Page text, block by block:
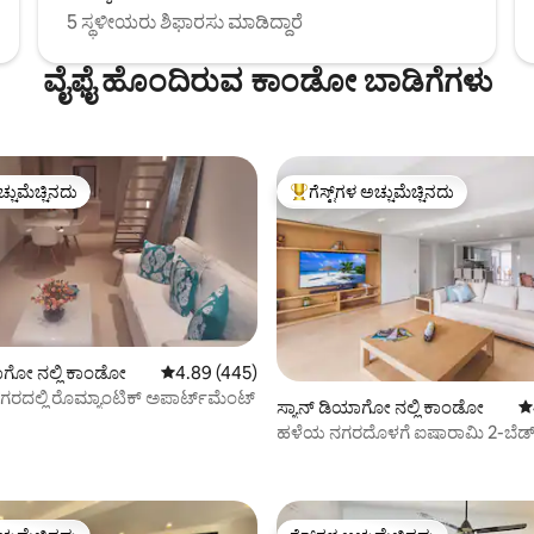
5 ಸ್ಥಳೀಯರು ಶಿಫಾರಸು ಮಾಡಿದ್ದಾರೆ
ವೈಫೈ ಹೊಂದಿರುವ ಕಾಂಡೋ ಬಾಡಿಗೆಗಳು
114 ವಿಮರ್ಶೆಗಳು
ನಲ್ಲಿ ಕಾಂಡೋ 5 ರಲ್ಲಿ 4.89 ಸರಾಸರಿ ರೇಟಿಂಗ್, 445 ವಿಮರ್ಶೆಗಳು
4.89 (445)
ರೊಮ್ಯಾಂಟಿಕ್ ಅಪಾರ್ಟ್‌ಮೆಂಟ್
ಗೆಸ್ಟ್‌ಗಳಿಗೆ ಅತಿ ಹೆಚ್ಚು ಅಚ್ಚುಮೆಚ್ಚಿನದು
ಗೆಸ್ಟ್‌ಗಳ ಅಚ್ಚುಮೆಚ್ಚಿನದು
ಸ್ಯಾನ್ ಡಿಯಾಗೋ ನಲ್ಲಿ ಕಾಂಡೋ 5
ಹಳೆಯ ನಗರದೊಳಗೆ ಐಷಾರಾಮಿ 2-